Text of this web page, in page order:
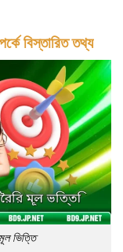
বিস্তারিত তথ্য
ভিত্তি